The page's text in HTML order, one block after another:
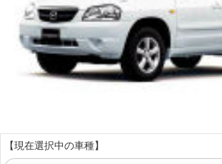
【現在選択中の車種】